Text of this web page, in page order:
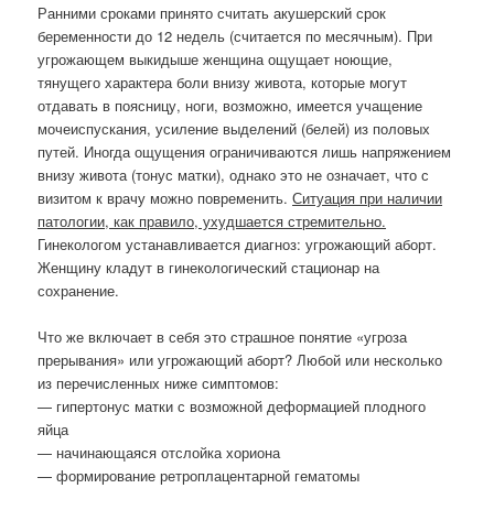
Ранними сроками принято считать акушерский срок
беременности до 12 недель (считается по месячным). При
угрожающем выкидыше женщина ощущает ноющие,
тянущего характера боли внизу живота, которые могут
отдавать в поясницу, ноги, возможно, имеется учащение
мочеиспускания, усиление выделений (белей) из половых
путей. Иногда ощущения ограничиваются лишь напряжением
внизу живота (тонус матки), однако это не означает, что с
визитом к врачу можно повременить.Ситуация при наличии
патологии, как правило, ухудшается стремительно.
Гинекологом устанавливается диагноз: угрожающий аборт.
Женщину кладут в гинекологический стационар на
сохранение.
Что же включает в себя это страшное понятие «угроза
прерывания» или угрожающий аборт? Любой или несколько
из перечисленных ниже симптомов:
— гипертонус матки с возможной деформацией плодного
яйца
— начинающаяся отслойка хориона
— формирование ретроплацентарной гематомы